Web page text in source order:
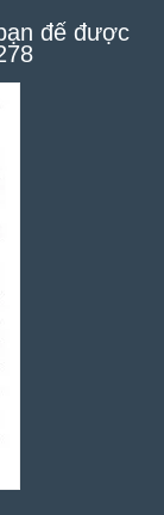
để được